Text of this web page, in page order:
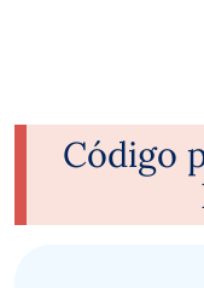
Código